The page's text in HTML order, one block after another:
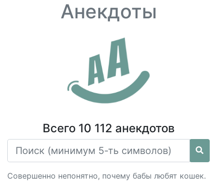
Анекдоты
Всего 10 112 анекдотов
Совершенно непонятно, почему бабы любят кошек.